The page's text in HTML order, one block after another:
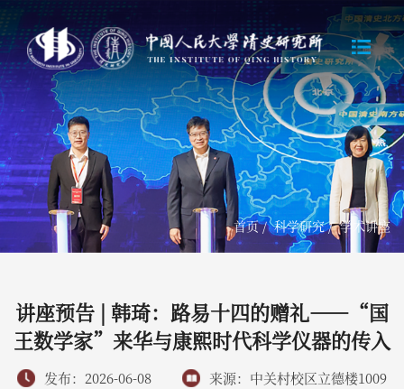
首页/科学研究/学术讲座
讲座预告 | 韩琦：路易十四的赠礼——“国
王数学家”来华与康熙时代科学仪器的传入
发布：2026-06-08 来源：中关村校区立德楼1009